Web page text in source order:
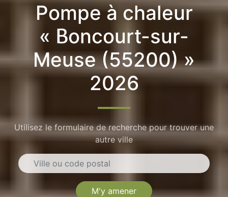
Pompe à chaleur
« Boncourt-sur-
Meuse (55200) »
2026
Utilisez le formulaire de recherche pour trouver une
autre ville
M'y amener